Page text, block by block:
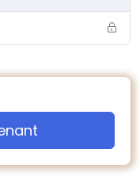
et préfets.